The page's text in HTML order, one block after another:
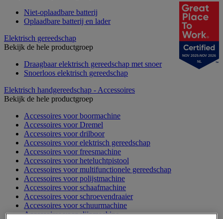
Niet-oplaadbare batterij
Oplaadbare batterij en lader
Elektrisch gereedschap
Bekijk de hele productgroep
Draagbaar elektrisch gereedschap met snoer
Snoerloos elektrisch gereedschap
Elektrisch handgereedschap - Accessoires
Bekijk de hele productgroep
Accessoires voor boormachine
Accessoires voor Dremel
Accessoires voor drilboor
Accessoires voor elektrisch gereedschap
Accessoires voor freesmachine
Accessoires voor heteluchtpistool
Accessoires voor multifunctionele gereedschap
Accessoires voor polijstmachine
Accessoires voor schaafmachine
Accessoires voor schroevendraaier
Accessoires voor schuurmachine
Accessoires voor slijpmachine
NOV 2025-NOV 2026
NL